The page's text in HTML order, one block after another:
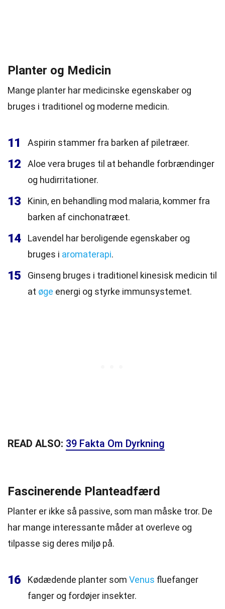
Planter og Medicin
Mange planter har medicinske egenskaber og
bruges i traditionel og moderne medicin.
11 Aspirin stammer fra barken af piletræer.
12
Aloe vera bruges til at behandle forbrændinger
og hudirritationer.
13
Kinin, en behandling mod malaria, kommer fra
barken af cinchonatræet.
14
Lavendel har beroligende egenskaber og
bruges i aromaterapi.
15
Ginseng bruges i traditionel kinesisk medicin til
at øge energi og styrke immunsystemet.
READ ALSO: 39 Fakta Om Dyrkning
Fascinerende Planteadfærd
Planter er ikke så passive, som man måske tror. De
har mange interessante måder at overleve og
tilpasse sig deres miljø på.
16 Kødædende planter som Venus fluefanger
fanger og fordøjer insekter.